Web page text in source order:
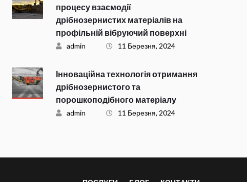
процесу взаємодії
дрібнозернистих матеріалів на
профільній вібруючий поверхні
admin 11 Березня, 2024
Інноваційна технологія отримання
дрібнозернистого та
порошкоподібного матеріалу
admin 11 Березня, 2024